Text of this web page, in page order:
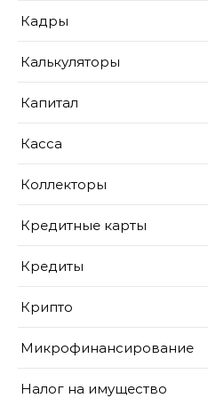
Кадры
Калькуляторы
Капитал
Касса
Коллекторы
Кредитные карты
Кредиты
Крипто
Микрофинансирование
Налог на имущество